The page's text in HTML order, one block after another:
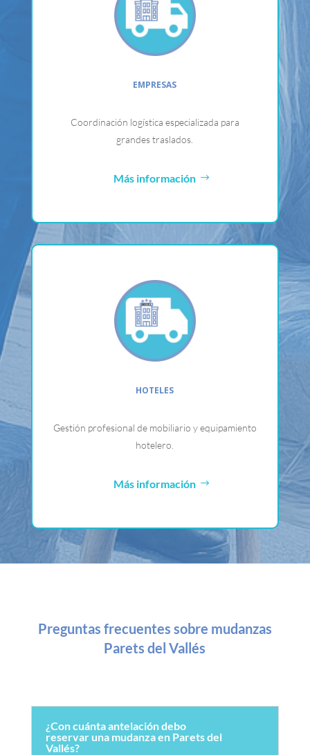
EMPRESAS
Coordinación logística especializada para
grandes traslados.
Más información
HOTELES
Gestión profesional de mobiliario y equipamiento
hotelero.
Más información
Preguntas frecuentes sobre mudanzas
Parets del Vallés
¿Con cuánta antelación debo
reservar una mudanza en Parets del
Vallés?